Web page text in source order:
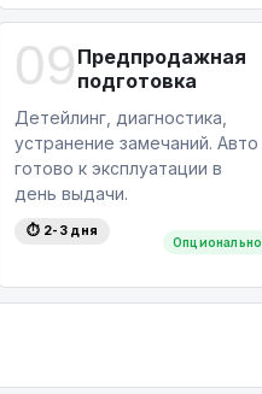
09 Предпродажная
подготовка
Опционально
Детейлинг, диагностика,
устранение замечаний. Авто
готово к эксплуатации в
день выдачи.
⏱ 2-3 дня